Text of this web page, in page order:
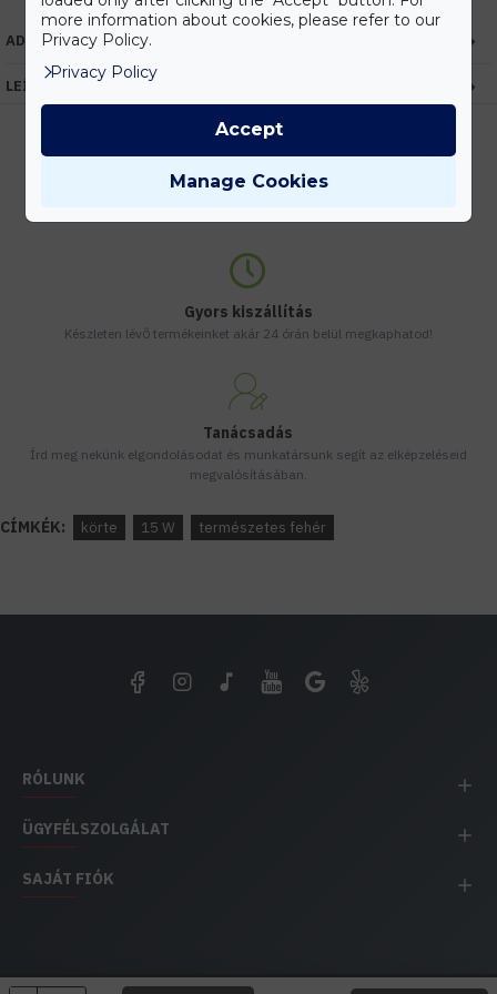
ADATOK
LEÍRÁS
Kedvezmények
Gyors kiszállítás
Készleten lévő termékeinket akár 24 órán belül megkaphatod!
Tanácsadás
Írd meg nekünk elgondolásodat és munkatársunk segít az elképzeléseid
megvalósításában.
CÍMKÉK: körte 15 W természetes fehér
RÓLUNK
ÜGYFÉLSZOLGÁLAT
SAJÁT FIÓK
EH IMPEX / Copyright © 1991-2025 Energia Háza
more information about cookies, please refer to our
Privacy Policy.
Privacy Policy
Manage Cookies
Accept